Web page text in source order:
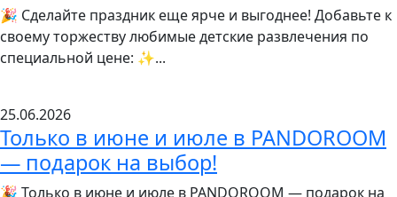
🎉 Сделайте праздник еще ярче и выгоднее! Добавьте к
своему торжеству любимые детские развлечения по
специальной цене: ✨...
25.06.2026
Только в июне и июле в PANDOROOM
— подарок на выбор!
🎉 Только в июне и июле в PANDOROOM — подарок на